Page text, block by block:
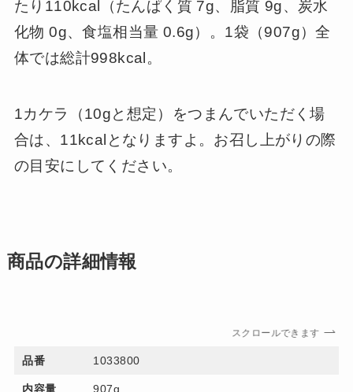
たり110kcal（たんぱく質 7g、脂質 9g、炭水
化物 0g、食塩相当量 0.6g）。1袋（907g）全
体では総計998kcal。
1カケラ（10gと想定）をつまんでいただく場
合は、11kcalとなりますよ。お召し上がりの際
の目安にしてください。
商品の詳細情報
スクロールできます
品番 1033800
内容量 907g